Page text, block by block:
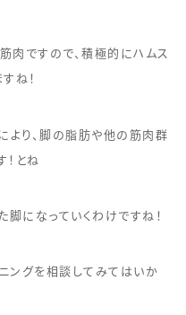
肉ですので、積極的にハムス
ね！
より、脚の脂肪や他の筋肉群
とね
脚になっていくわけですね！
ングを相談してみてはいか